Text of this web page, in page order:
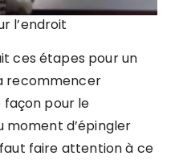
l’endroit
ces étapes pour un
recommencer
pour le
moment d’épingler
faire attention à ce